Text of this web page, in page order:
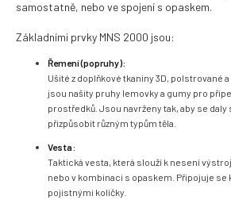
samostatně, nebo ve spojení s opaskem.
Základními prvky MNS 2000 jsou:
Řemení (popruhy):
Ušité z doplňkové tkaniny 3D, polstrované a
jsou našity pruhy lemovky a gumy pro
prostředků. Jsou navrženy tak, aby se daly
přizpůsobit různým typům těla.
Vesta:
Taktická vesta, která slouží k nesení
nebo v kombinaci s opaskem. Připojuje se
pojistnými kolíčky.